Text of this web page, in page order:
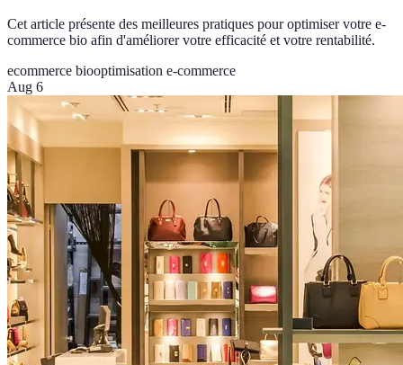
Cet article présente des meilleures pratiques pour optimiser votre e-
commerce bio afin d'améliorer votre efficacité et votre rentabilité.
ecommerce biooptimisation e-commerce
Aug 6